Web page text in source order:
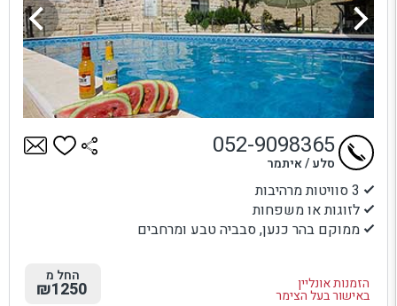
3 סוויטות מרהיבות
לזוגות או משפחות
ממוקם בהר כנען, סבביה טבע ומרחבים
הזמנות אונליין
באישור בעל הצימר
052-9098365
סלע / איתמר
החל מ
₪1250